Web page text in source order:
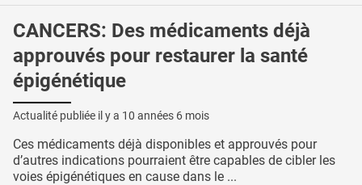
CANCERS: Des médicaments déjà
approuvés pour restaurer la santé
épigénétique
Actualité publiée il y a 10 années 6 mois
Ces médicaments déjà disponibles et approuvés pour
d’autres indications pourraient être capables de cibler les
voies épigénétiques en cause dans le ...